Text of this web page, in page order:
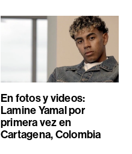
En fotos y videos:
Lamine Yamal por
primera vez en
Cartagena, Colombia